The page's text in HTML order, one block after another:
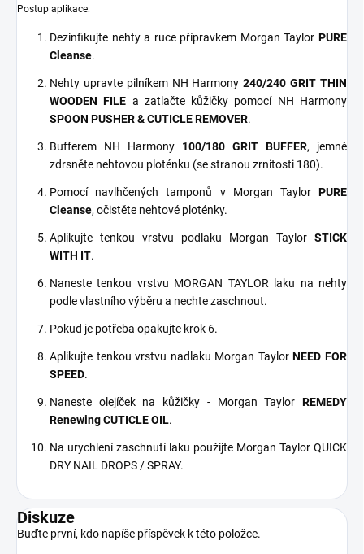
Postup aplikace:
Dezinfikujte nehty a ruce přípravkem Morgan Taylor PURE
Cleanse.
Nehty upravte pilníkem NH Harmony240/240 GRIT THIN
WOODEN FILE a zatlačte kůžičky pomocí NH Harmony
SPOON PUSHER & CUTICLE REMOVER.
Bufferem NH Harmony 100/180 GRIT BUFFER, jemně
zdrsněte nehtovou ploténku (se stranou zrnitosti 180).
Pomocí navlhčených tamponů v Morgan Taylor PURE
Cleanse, očistěte nehtové ploténky.
Aplikujte tenkou vrstvu podlaku Morgan Taylor STICK
WITH IT.
Naneste tenkou vrstvu MORGAN TAYLOR laku na nehty
podle vlastního výběru a nechte zaschnout.
Pokud je potřeba opakujte krok 6.
Aplikujte tenkou vrstvu nadlaku Morgan TaylorNEED FOR
SPEED.
Naneste olejíček na kůžičky - Morgan Taylor REMEDY
Renewing CUTICLE OIL.
Na urychlení zaschnutí laku použijte Morgan Taylor QUICK
DRY NAIL DROPS / SPRAY.
Diskuze
Buďte první, kdo napíše příspěvek k této položce.